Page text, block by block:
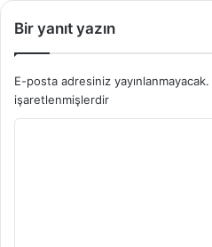
Bir yanıt yazın
E-posta adresiniz yayınlanmayacak.
işaretlenmişlerdir